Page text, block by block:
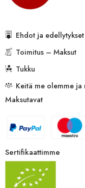
Ehdot ja edellytykset
Toimitus – Maksut
Tukku
Keitä me olemme
Maksutavat
Sertifikaattimme